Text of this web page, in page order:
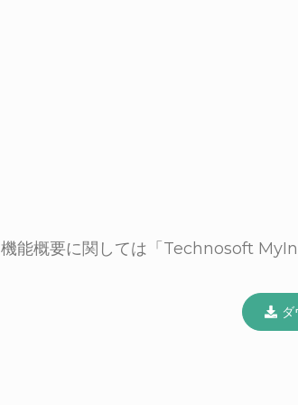
機能概要に関しては「Technosoft